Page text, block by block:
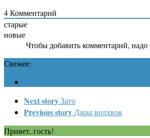
4Комментарий
старые
новые
Чтобы добавить комментарий, надо
Свежее:
Next storyЗато
Previous story Дары волхвов
Привет, гость!